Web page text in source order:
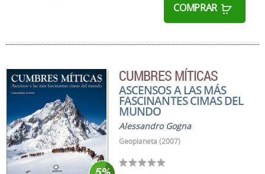
COMPRAR
CUMBRES MÍTICAS
ASCENSOS A LAS MÁS
FASCINANTES CIMAS DEL
MUNDO
Alessandro Gogna
Geoplaneta (2007)